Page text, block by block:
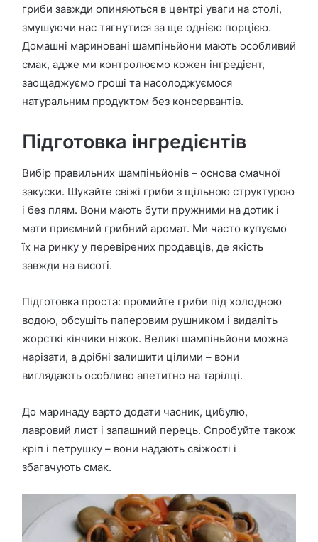
n
e
m
a
i
гриби завжди опиняються в центрі уваги на столі,
змушуючи нас тягнутися за ще однією порцією.
Домашні мариновані шампіньйони мають особливий
смак, адже ми контролюємо кожен інгредієнт,
заощаджуємо гроші та насолоджуємося
натуральним продуктом без консервантів.
Підготовка інгредієнтів
Вибір правильних шампіньйонів – основа смачної
закуски. Шукайте свіжі гриби з щільною структурою
і без плям. Вони мають бути пружними на дотик і
мати приємний грибний аромат. Ми часто купуємо
їх на ринку у перевірених продавців, де якість
завжди на висоті.
Підготовка проста: промийте гриби під холодною
водою, обсушіть паперовим рушником і видаліть
жорсткі кінчики ніжок. Великі шампіньйони можна
нарізати, а дрібні залишити цілими – вони
виглядають особливо апетитно на тарілці.
До маринаду варто додати часник, цибулю,
лавровий лист і запашний перець. Спробуйте також
кріп і петрушку – вони надають свіжості і
збагачують смак.